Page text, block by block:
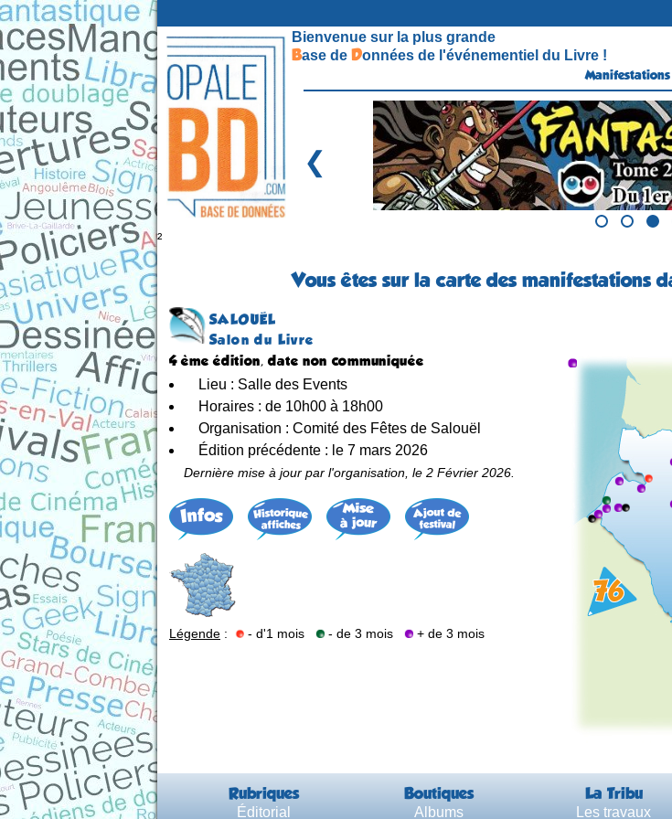
Bienvenue sur la plus grande
Base de Données de l'événementiel du Livre !
Manifestations
❮
²
Vous êtes sur la carte des manifestations
SALOUËL
Salon du Livre
4 ème édition, date non communiquée
Lieu : Salle des Events
Horaires : de 10h00 à 18h00
Organisation : Comité des Fêtes de Salouël
Édition précédente : le 7 mars 2026
Dernière mise à jour par l'organisation, le 2 Février 2026.
Légende : - d'1 mois - de 3 mois + de 3 mois
Rubriques Boutiques La Tribu
Éditorial Albums Les travaux